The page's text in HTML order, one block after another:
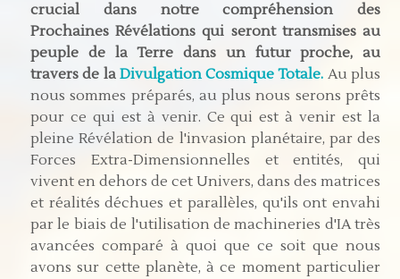
crucial dans notre compréhension des
Prochaines Révélations qui seront transmises au
peuple de la Terre dans un futur proche, au
travers de la Divulgation Cosmique Totale. Au plus
nous sommes préparés, au plus nous serons prêts
pour ce qui est à venir. Ce qui est à venir est la
pleine Révélation de l'invasion planétaire, par des
Forces Extra-Dimensionnelles et entités, qui
vivent en dehors de cet Univers, dans des matrices
et réalités déchues et parallèles, qu'ils ont envahi
par le biais de l'utilisation de machineries d'IA très
avancées comparé à quoi que ce soit que nous
avons sur cette planète, à ce moment particulier